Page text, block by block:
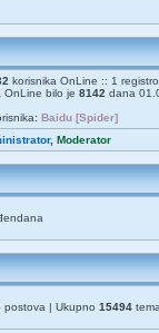
korisnika OnLine :: 1
OnLine bilo je 8142 dana
Baidu [Spider]
, Moderator
postova | Ukupno 15494